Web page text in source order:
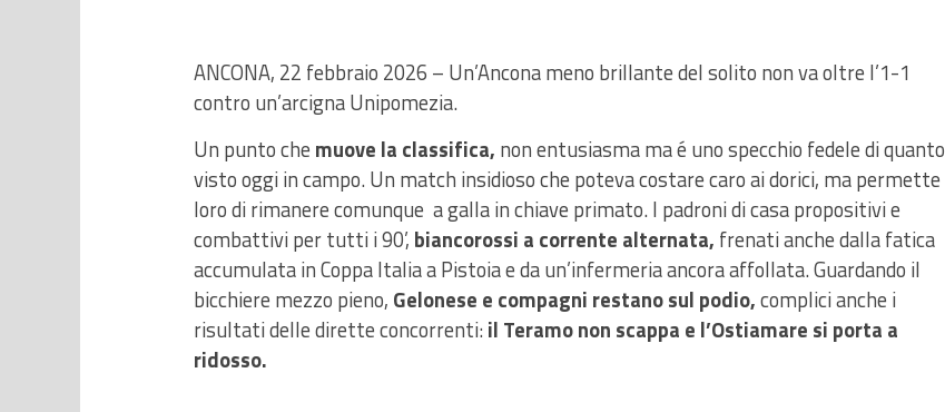
ANCONA, 22 febbraio 2026 – Un’Ancona meno brillante del solito non va oltre l’1-1
contro un’arcigna Unipomezia.
Un punto che muove la classifica, non entusiasma ma é uno specchio fedele di quanto
visto oggi in campo. Un match insidioso che poteva costare caro ai dorici, ma permette
loro di rimanere comunque a galla in chiave primato. I padroni di casa propositivi e
combattivi per tutti i 90’, biancorossi a corrente alternata, frenati anche dalla fatica
accumulata in Coppa Italia a Pistoia e da un’infermeria ancora affollata.Guardando il
bicchiere mezzo pieno, Gelonese e compagni restano sul podio,complici anche i
risultati delle dirette concorrenti:il Teramo non scappa e l’Ostiamare si porta a
ridosso.